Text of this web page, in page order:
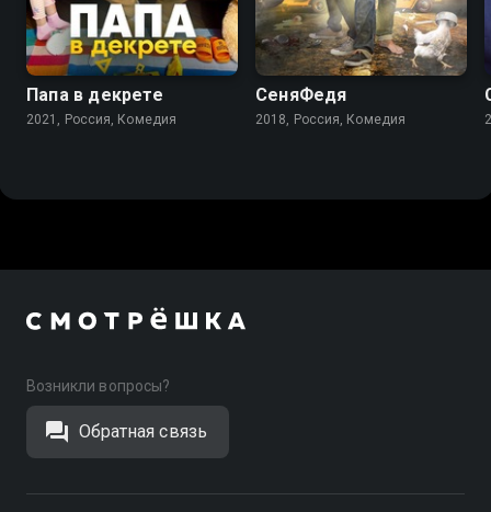
7.7
Папа в декрете
2021, Россия, Комедия
7.1 5.4
СеняФедя
2018, Россия, Комедия
Возникли вопросы?
Обратная связь